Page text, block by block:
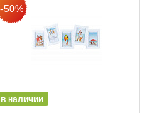
в наличии